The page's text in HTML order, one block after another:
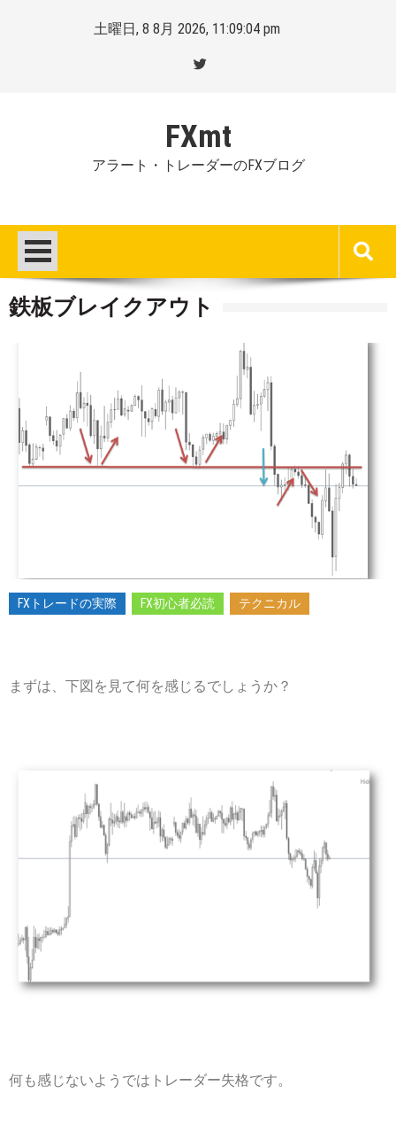
土曜日, 8 8月 2026, 11:09:05 pm
FXmt
アラート・トレーダーのFXブログ
鉄板ブレイクアウト
2015-
06-
FXトレードの実際 FX初心者必読 テクニカル
まずは、下図を見て何を感じるでしょうか？
何も感じないようではトレーダー失格です。